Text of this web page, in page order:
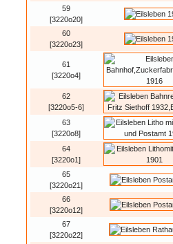
59
[3220o20]
60
[3220o23]
61
[3220o4]
62
[3220o5-6]
63
[3220o8]
64
[3220o1]
65
[3220o21]
66
[3220o12]
67
[3220o22]